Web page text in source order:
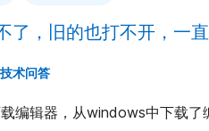
了，旧的也打不开，一
技术问答
编辑器，从windows中下载了